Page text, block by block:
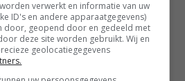
de ene trekker het land
gaan zaaien. De
van gps-signalen.
verwerkt en informatie van uw
ID's en andere apparaatgegevens)
door, geopend door en gedeeld met
deze site worden gebruikt. Wij en
geolocatiegegevens